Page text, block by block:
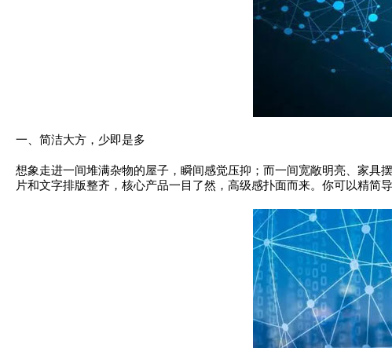
一、简洁大方，少即是多
想象走进一间堆满杂物的屋子，瞬间感觉压抑；而一间宽敞明亮、家具
片和文字排版整齐，核心产品一目了然，高级感扑面而来。你可以精简